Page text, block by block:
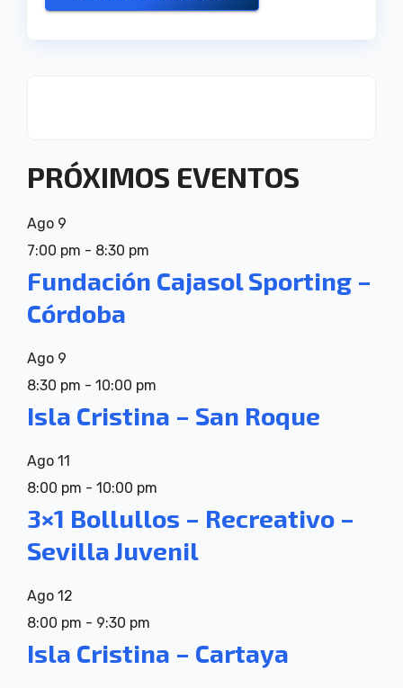
PRÓXIMOS EVENTOS
Ago 9
7:00 pm - 8:30 pm
Fundación Cajasol Sporting –
Córdoba
Ago 9
8:30 pm - 10:00 pm
Isla Cristina – San Roque
Ago 11
8:00 pm - 10:00 pm
3×1 Bollullos – Recreativo –
Sevilla Juvenil
Ago 12
8:00 pm - 9:30 pm
Isla Cristina – Cartaya